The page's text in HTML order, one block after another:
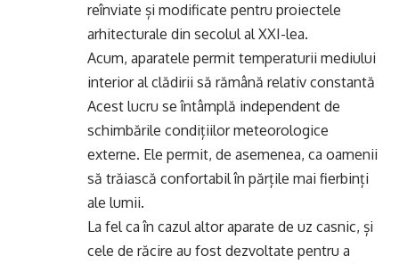
reînviate și modificate pentru proiectele
arhitecturale din secolul al XXI-lea.
Acum, aparatele permit temperaturii mediului
interior al clădirii să rămână relativ constantă
Acest lucru se întâmplă independent de
schimbările condițiilor meteorologice
externe. Ele permit, de asemenea, ca oamenii
să trăiască confortabil în părțile mai fierbinți
ale lumii.
La fel ca în cazul altor aparate de uz casnic, și
cele de răcire au fost dezvoltate pentru a